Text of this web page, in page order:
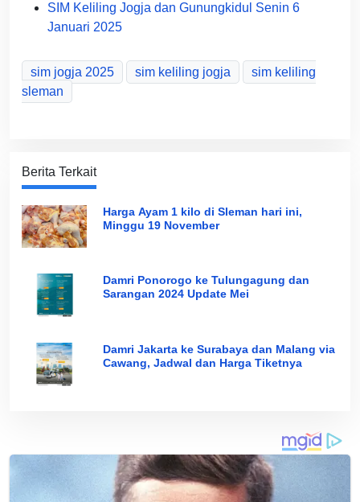
SIM Keliling Jogja dan Gunungkidul Senin 6
Januari 2025
sim jogja 2025 sim keliling jogja
sim keliling
sleman
Berita Terkait
Harga Ayam 1 kilo di Sleman hari ini,
Minggu 19 November
Damri Ponorogo ke Tulungagung dan
Sarangan 2024 Update Mei
Damri Jakarta ke Surabaya dan Malang via
Cawang, Jadwal dan Harga Tiketnya